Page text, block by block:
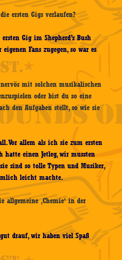
ersten Gigs verlaufen?
Gig im Shepherd’s Bush
Fans zugegen, so war es
nervös mit solchen musikalischen
oder bist du so eine
den Aufgaben stellt, so wie sie
Vor allem als ich sie zum ersten
hatte einen Jetleg, wir mussten
sind so tolle Typen und Musiker,
leicht machte.
allgemeine ‚Chemie‘ in der
drauf, wir haben viel Spaß